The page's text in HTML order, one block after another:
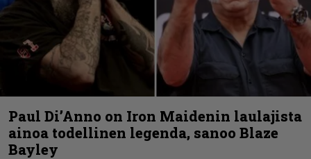
Paul Di’Anno on Iron Maidenin laulajista
ainoa todellinen legenda, sanoo Blaze
Bayley